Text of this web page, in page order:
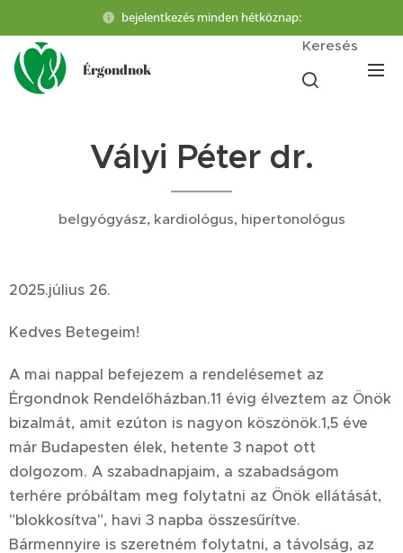
bejelentkezés minden hétköznap:
Érgondnok
Keresés
Vályi Péter dr.
belgyógyász, kardiológus, hipertonológus
2025.július 26.
Kedves Betegeim!
A mai nappal befejezem a rendelésemet az
Érgondnok Rendelőházban.11 évig élveztem az Önök
bizalmát, amit ezúton is nagyon köszönök.1,5 éve
már Budapesten élek, hetente 3 napot ott
dolgozom. A szabadnapjaim, a szabadságom
terhére próbáltam meg folytatni az Önök ellátását,
"blokkosítva", havi 3 napba összesűrítve.
Bármennyire is szeretném folytatni, a távolság, az